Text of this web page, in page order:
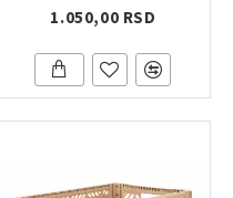
1.050,00 RSD